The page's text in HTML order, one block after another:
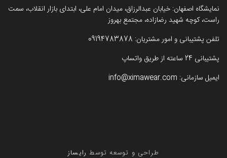
نمایشگاه اصفهان: خیابان عبدالرزاق، میدان امام علی، ابتدای بازار انقلاب، سمت
راست، کوچه شهید رضازاده، مجتمع بهروز
تلفن پشتیبانی و امور مشتریان: 09194783878
پشتیبانی 24 ساعته از طریق واتساپ
ایمیل سازمانی: info@ximawear.com
طراحی و توسعه توسط رایساز